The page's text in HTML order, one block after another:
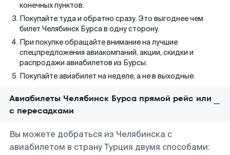
конечных пунктов.
Покупайте туда и обратно сразу. Это выгоднее чем
билет Челябинск Бурса в одну сторону.
При покупке обращайте внимание на лучшие
спецпредложения авиакомпаний, акции, скидки и
распродажи авиабилетов из Бурсы.
Покупайте авиабилет на неделе, а не в выходные.
Авиабилеты Челябинск Бурса прямой рейс или
с пересадками
Вы можете добраться из Челябинска с
авиабилетом в страну Турция двумя способами: